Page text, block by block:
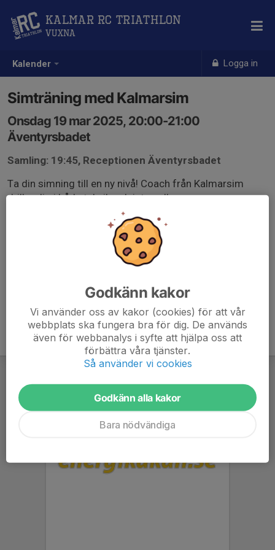
Kalender Logga in
Kalmar RC Triathlon
Vuxna
Simträning med Kalmarsim
Onsdag 19 mar 2025, 20:00-21:00
Äventyrsbadet
Samling: 19:45, Receptionen Äventyrsbadet
Ta din simning till en ny nivå! Coach från Kalmarsim
drillar dig i både teknik och intervaller.
Du bör klara 200m crawl i ett svep för att kunna delta.
Godkänn kakor
Vi använder oss av kakor (cookies) för att vår
webbplats ska fungera bra för dig. De används
även för webbanalys i syfte att hjälpa oss att
förbättra våra tjänster.
Så använder vi cookies
Godkänn alla kakor
Bara nödvändiga